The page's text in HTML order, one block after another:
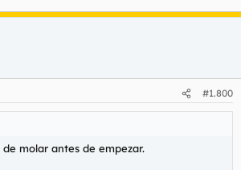
#1.800
molar antes de empezar.